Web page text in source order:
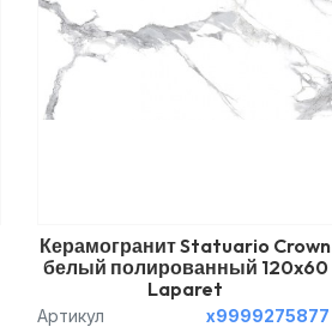
Керамогранит Statuario Crown
белый полированный 120x60
Laparet
Артикул
х9999275877